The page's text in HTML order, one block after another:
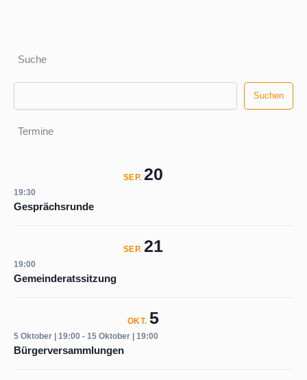
Suche
Suchen
Termine
SEP.20
19:30
Gesprächsrunde
SEP.21
19:00
Gemeinderatssitzung
OKT.5
5 Oktober | 19:00 - 15 Oktober | 19:00
Bürgerversammlungen